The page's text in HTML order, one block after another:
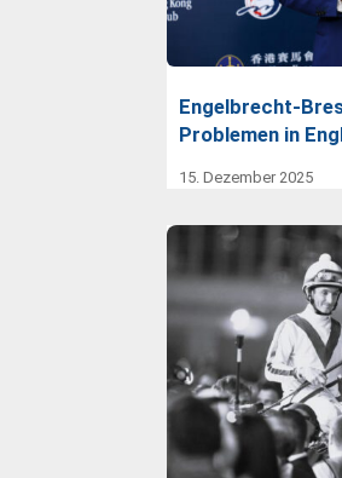
Engelbrecht-
Problemen in
15. Dezember 2025